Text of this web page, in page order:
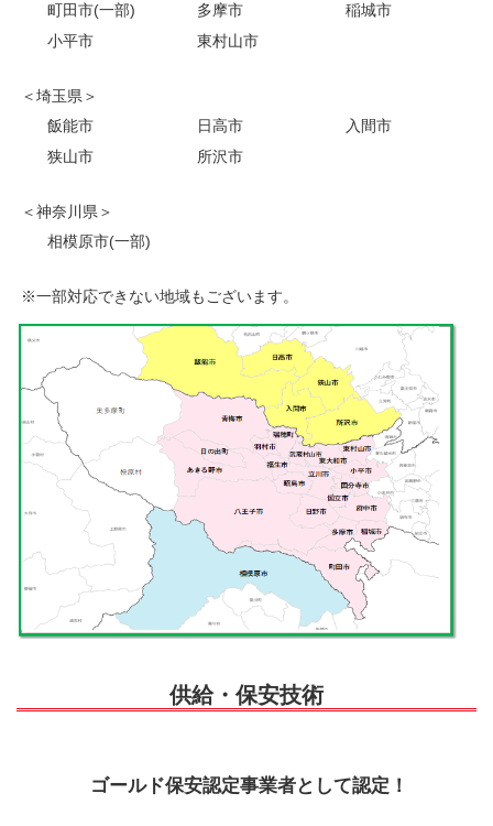
町田市(一部)
多摩市
稲城市
小平市
東村山市
＜埼玉県＞
飯能市
日高市
入間市
狭山市
所沢市
＜神奈川県＞
相模原市(一部)
※一部対応できない地域もございます。
供給・保安技術
ゴールド保安認定事業者として認定！